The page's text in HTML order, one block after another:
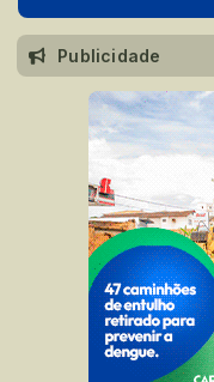
Publicidade